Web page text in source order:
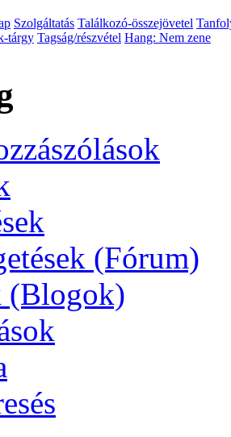
Szolgáltatás Találkozó-összejövetel
tárgy Tagság/részvétel Hang: Nem zene
(Fórum)
(Blogok)